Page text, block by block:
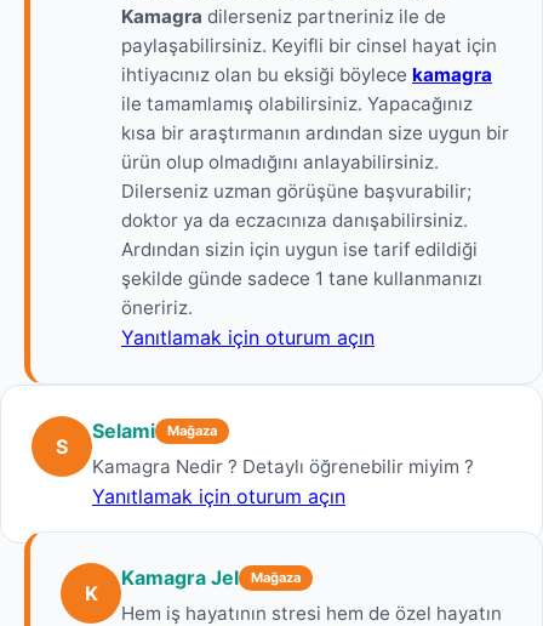
Kamagra dilerseniz partneriniz ile de
paylaşabilirsiniz. Keyifli bir cinsel hayat için
ihtiyacınız olan bu eksiği böylece kamagra
ile tamamlamış olabilirsiniz. Yapacağınız
kısa bir araştırmanın ardından size uygun bir
ürün olup olmadığını anlayabilirsiniz.
Dilerseniz uzman görüşüne başvurabilir;
doktor ya da eczacınıza danışabilirsiniz.
Ardından sizin için uygun ise tarif edildiği
şekilde günde sadece 1 tane kullanmanızı
öneririz.
Yanıtlamak için oturum açın
S
Selami Mağaza
Kamagra Nedir ? Detaylı öğrenebilir miyim ?
Yanıtlamak için oturum açın
K
Kamagra Jel Mağaza
Hem iş hayatının stresi hem de özel hayatın